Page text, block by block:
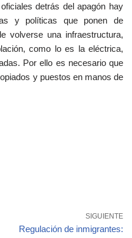
detrás del apagón hay
y políticas que ponen de
volverse una infraestructura,
como lo es la eléctrica,
Por ello es necesario que
y puestos en manos de
SIGUIENTE
Regulación de inmigrantes: